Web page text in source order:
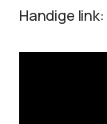
Handige link: